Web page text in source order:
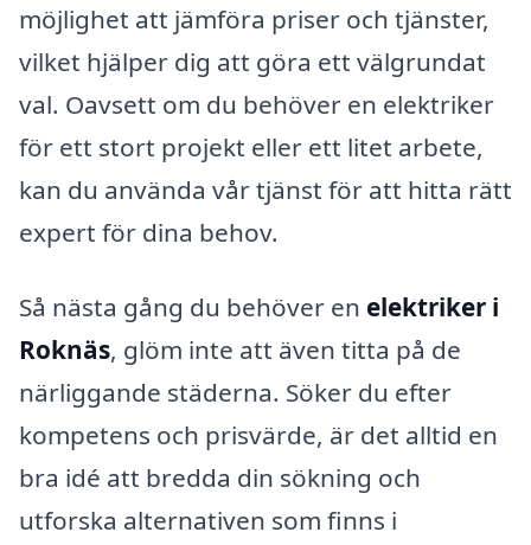
möjlighet att jämföra priser och tjänster,
vilket hjälper dig att göra ett välgrundat
val. Oavsett om du behöver en elektriker
för ett stort projekt eller ett litet arbete,
kan du använda vår tjänst för att hitta rätt
expert för dina behov.
Så nästa gång du behöver en elektriker i
Roknäs, glöm inte att även titta på de
närliggande städerna. Söker du efter
kompetens och prisvärde, är det alltid en
bra idé att bredda din sökning och
utforska alternativen som finns i